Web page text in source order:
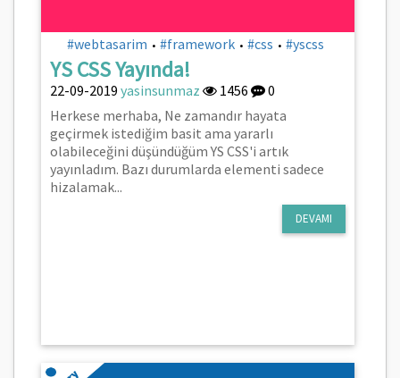
#webtasarim • #framework • #css • #yscss
YS CSS Yayında!
22-09-2019 yasinsunmaz 1456
0
Herkese merhaba, Ne zamandır hayata
geçirmek istediğim basit ama yararlı
olabileceğini düşündüğüm YS CSS'i artık
yayınladım. Bazı durumlarda elementi sadece
hizalamak...
DEVAMI